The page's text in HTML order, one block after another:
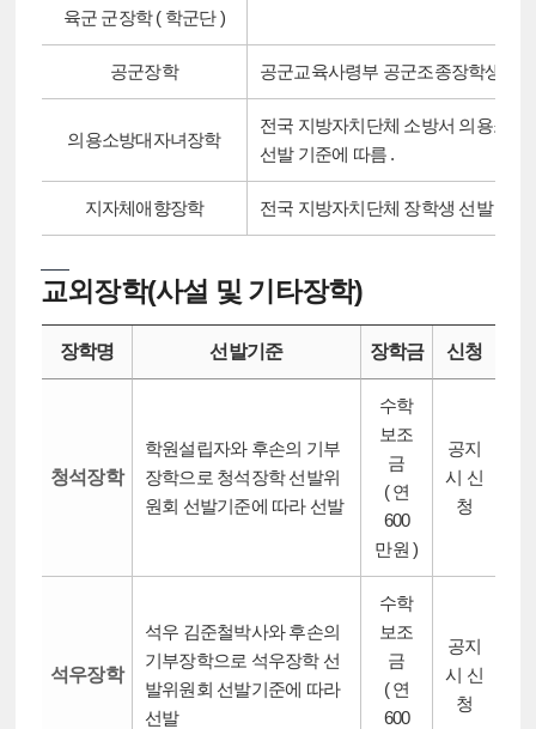
육군 군장학 ( 학군단 )
공군장학 공군교육사령부 공군조종장학생 선
의용소방대자녀장학
전국 지방자치단체 소방서 의용소방
선발 기준에 따름 .
지자체애향장학 전국 지방자치단체 장학생 선발 기준
교외장학(사설 및 기타장학)
장학명 선발기준 장학금 신청
청석장학
학원설립자와 후손의 기부
장학으로 청석장학 선발위
원회 선발기준에 따라 선발
수학
보조
금
( 연
600
만원 )
공지
시 신
청
석우장학
석우 김준철박사와 후손의
기부장학으로 석우장학 선
발위원회 선발기준에 따라
선발
수학
보조
금
( 연
600
공지
시 신
청